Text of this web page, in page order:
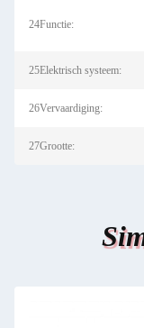
24Functie:
25Elektrisch systeem:
26Vervaardiging:
27Grootte: